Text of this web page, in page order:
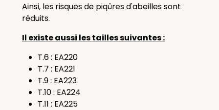
Ainsi, les risques de piqûres d'abeilles sont
réduits.
Il existe aussi les tailles suivantes :
T.6 : EA220
T.7 : EA221
T.9 : EA223
T.10 : EA224
T.11 : EA225